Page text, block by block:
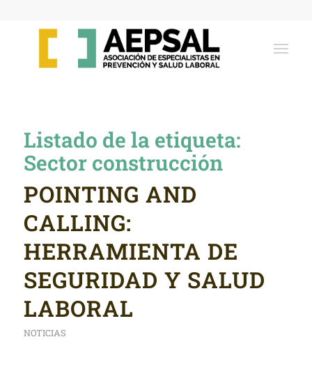
Listado de la etiqueta:
Sector construcción
POINTING AND
CALLING:
HERRAMIENTA DE
SEGURIDAD Y SALUD
LABORAL
NOTICIAS